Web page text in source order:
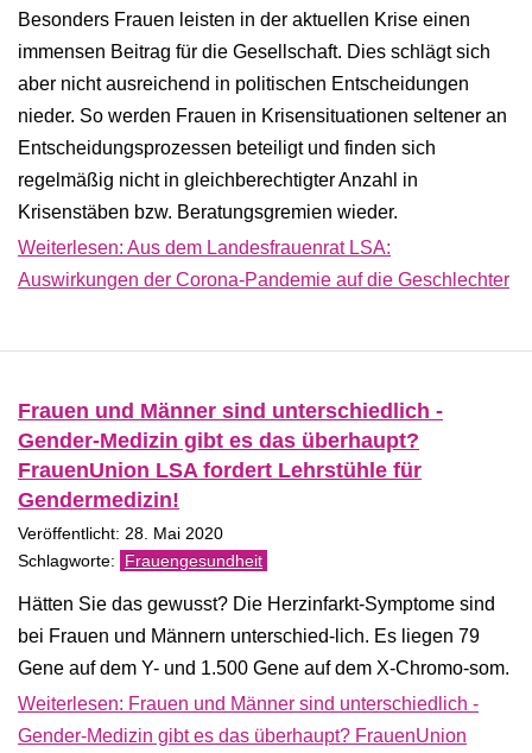
Besonders Frauen leisten in der aktuellen Krise einen
immensen Beitrag für die Gesellschaft. Dies schlägt sich
aber nicht ausreichend in politischen Entscheidungen
nieder. So werden Frauen in Krisensituationen seltener an
Entscheidungsprozessen beteiligt und finden sich
regelmäßig nicht in gleichberechtigter Anzahl in
Krisenstäben bzw. Beratungsgremien wieder.
Weiterlesen: Aus dem Landesfrauenrat LSA:
Auswirkungen der Corona-Pandemie auf die Geschlechter
Frauen und Männer sind unterschiedlich -
Gender-Medizin gibt es das überhaupt?
FrauenUnion LSA fordert Lehrstühle für
Gendermedizin!
Veröffentlicht: 28. Mai 2020
Frauengesundheit
Hätten Sie das gewusst? Die Herzinfarkt-Symptome sind
bei Frauen und Männern unterschied-lich. Es liegen 79
Gene auf dem Y- und 1.500 Gene auf dem X-Chromo-som.
Weiterlesen: Frauen und Männer sind unterschiedlich -
Gender-Medizin gibt es das überhaupt? FrauenUnion